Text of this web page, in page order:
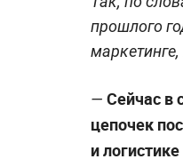
прошлого
— Сейчас в
цепочек
и